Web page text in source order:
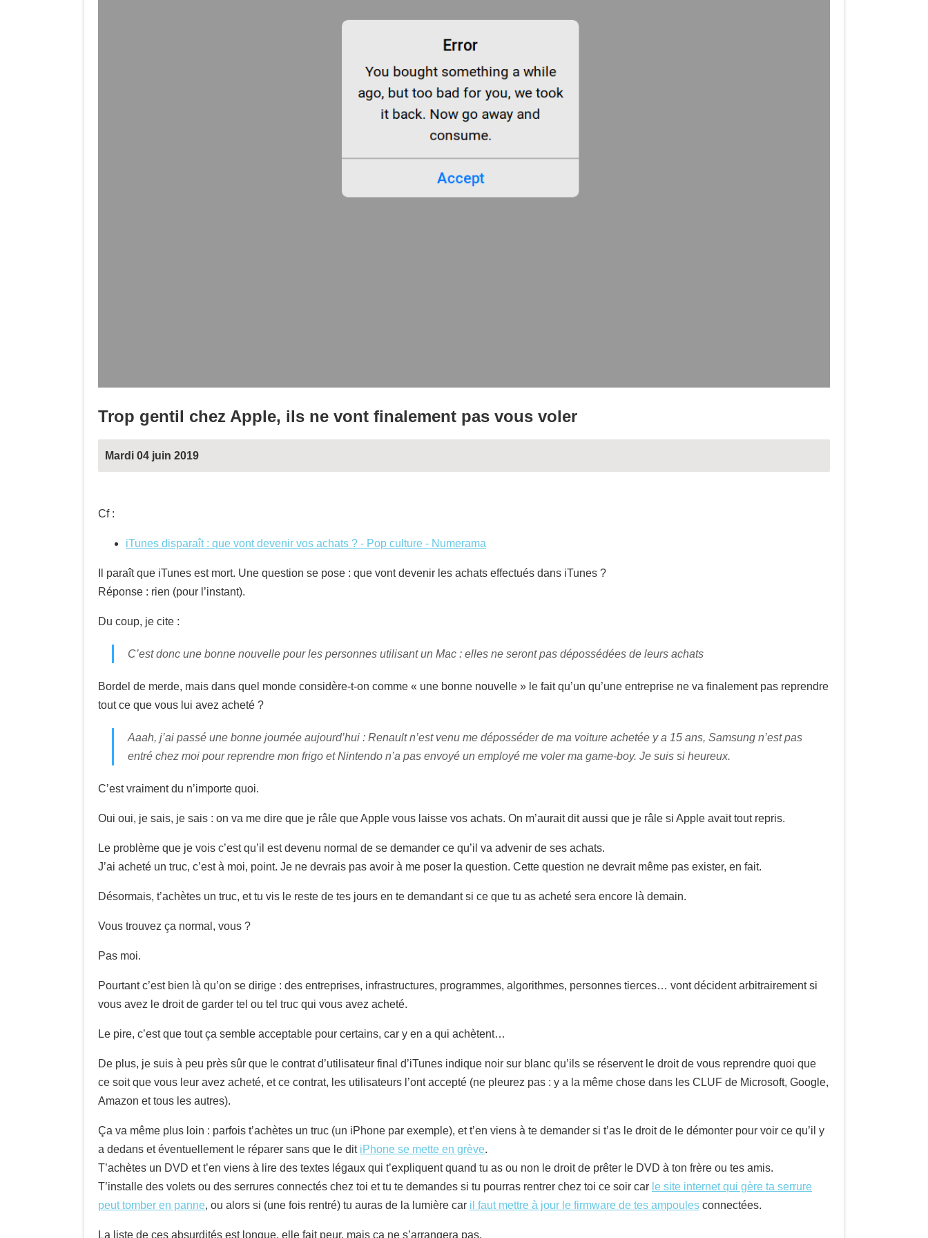
Trop gentil chez Apple, ils ne vont finalement pas vous voler
Mardi 04 juin 2019
Cf :
iTunes disparaît : que vont devenir vos achats ? - Pop culture - Numerama
Il paraît que iTunes est mort. Une question se pose : que vont devenir les achats effectués dans iTunes ?
Réponse : rien (pour l’instant).
Du coup, je cite :
C’est donc une bonne nouvelle pour les personnes utilisant un Mac : elles ne seront pas dépossédées de leurs achats
Bordel de merde, mais dans quel monde considère-t-on comme « une bonne nouvelle » le fait qu’un qu’une entreprise ne va finalement pas reprendre
tout ce que vous lui avez acheté ?
Aaah, j’ai passé une bonne journée aujourd’hui : Renault n’est venu me déposséder de ma voiture achetée y a 15 ans, Samsung n’est pas
entré chez moi pour reprendre mon frigo et Nintendo n’a pas envoyé un employé me voler ma game-boy. Je suis si heureux.
C’est vraiment du n’importe quoi.
Oui oui, je sais, je sais : on va me dire que je râle que Apple vous laisse vos achats. On m’aurait dit aussi que je râle si Apple avait tout repris.
Le problème que je vois c’est qu’il est devenu normal de se demander ce qu’il va advenir de ses achats.
J’ai acheté un truc, c’est à moi, point. Je ne devrais pas avoir à me poser la question. Cette question ne devrait même pas exister, en fait.
Désormais, t’achètes un truc, et tu vis le reste de tes jours en te demandant si ce que tu as acheté sera encore là demain.
Vous trouvez ça normal, vous ?
Pas moi.
Pourtant c’est bien là qu’on se dirige : des entreprises, infrastructures, programmes, algorithmes, personnes tierces… vont décident arbitrairement si
vous avez le droit de garder tel ou tel truc qui vous avez acheté.
Le pire, c’est que tout ça semble acceptable pour certains, car y en a qui achètent…
De plus, je suis à peu près sûr que le contrat d’utilisateur final d’iTunes indique noir sur blanc qu’ils se réservent le droit de vous reprendre quoi que
ce soit que vous leur avez acheté, et ce contrat, les utilisateurs l’ont accepté (ne pleurez pas : y a la même chose dans les CLUF de Microsoft, Google,
Amazon et tous les autres).
Ça va même plus loin : parfois t’achètes un truc (un iPhone par exemple), et t’en viens à te demander si t’as le droit de le démonter pour voir ce qu’il y
a dedans et éventuellement le réparer sans que le dit iPhone se mette en grève.
T’achètes un DVD et t’en viens à lire des textes légaux qui t’expliquent quand tu as ou non le droit de prêter le DVD à ton frère ou tes amis.
T’installe des volets ou des serrures connectés chez toi et tu te demandes si tu pourras rentrer chez toi ce soir car le site internet qui gère ta serrure
peut tomber en panne, ou alors si (une fois rentré) tu auras de la lumière car il faut mettre à jour le firmware de tes ampoules connectées.
La liste de ces absurdités est longue, elle fait peur, mais ça ne s’arrangera pas.